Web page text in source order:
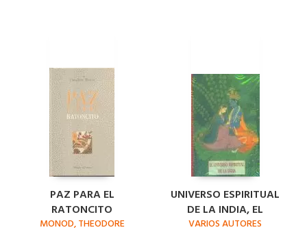
PAZ PARA EL
RATONCITO
MONOD, THEODORE
UNIVERSO ESPIRITUAL
DE LA INDIA, EL
VARIOS AUTORES